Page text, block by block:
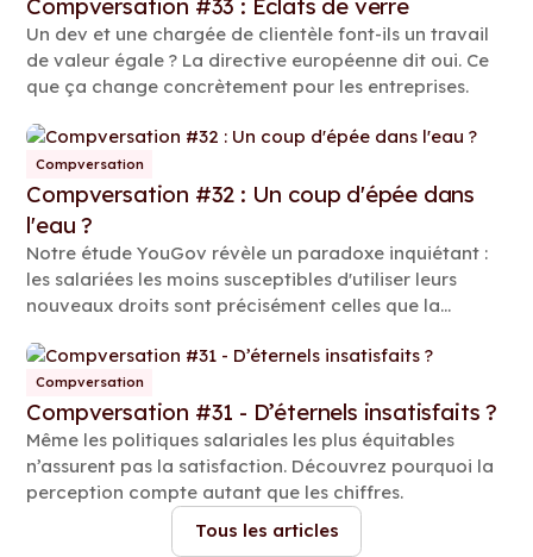
Compversation #33 : Éclats de verre
Un dev et une chargée de clientèle font-ils un travail
de valeur égale ? La directive européenne dit oui. Ce
que ça change concrètement pour les entreprises.
Compversation
Compversation #32 : Un coup d'épée dans
l'eau ?
Notre étude YouGov révèle un paradoxe inquiétant :
les salariées les moins susceptibles d'utiliser leurs
nouveaux droits sont précisément celles que la
Compversation
Compversation #31 - D’éternels insatisfaits ?
Même les politiques salariales les plus équitables
n’assurent pas la satisfaction. Découvrez pourquoi la
perception compte autant que les chiffres.
Tous les articles